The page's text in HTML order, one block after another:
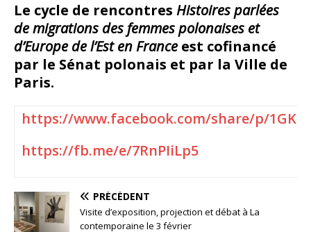
Le cycle de rencontres Histoires parlées
de migrations des femmes polonaises et
d’Europe de l’Est en Franceest cofinancé
par le Sénat polonais et par la Ville de
Paris.
https://www.facebook.com/share/p/
https://fb.me/e/7RnPIiLp5
PRÉCÉDENT
Visite d’exposition, projection et débat à La
contemporaine le 3 février